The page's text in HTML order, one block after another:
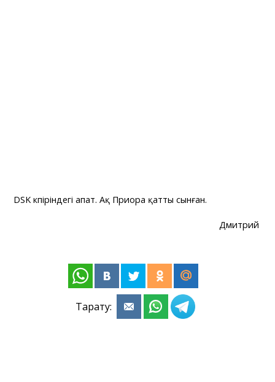
DSK көпіріндегі апат. Ақ Приора қатты сынған.
Дмитрий
Тарату: